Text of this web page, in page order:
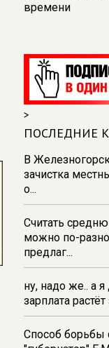
времени
Карла Маркса
12:17
В Курске
добивается
девочки -
побои
11:58В
обрушившаяся
возбуждение
отношении ИП
11:52В Курске
добивается
рублей
работникам
>
ПОСЛЕДНИЕ
В
зачистка
о...
Считать
можно по-
предлаг...
ну, надо же.. а
зарплата растёт
Способ борьбы